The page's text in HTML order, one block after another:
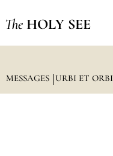
The HOLY SEE
MESSAGES URBI ET ORBI